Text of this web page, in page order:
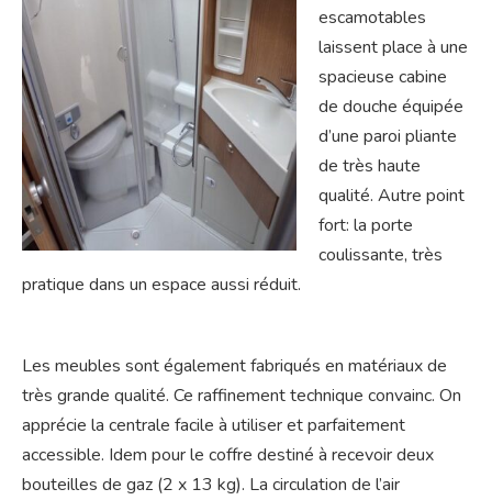
escamotables
laissent place à une
spacieuse cabine
de douche équipée
d’une paroi pliante
de très haute
qualité. Autre point
fort: la porte
coulissante, très
pratique dans un espace aussi réduit.
Les meubles sont également fabriqués en matériaux de
très grande qualité. Ce raffinement technique convainc. On
apprécie la centrale facile à utiliser et parfaitement
accessible. Idem pour le coffre destiné à recevoir deux
bouteilles de gaz (2 x 13 kg). La circulation de l’air